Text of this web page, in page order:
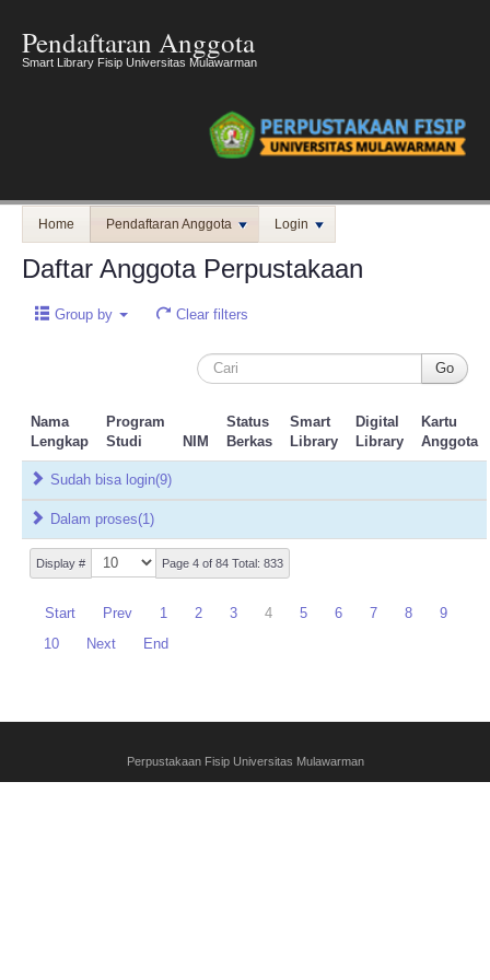
Pendaftaran Anggota
Smart Library Fisip Universitas Mulawarman
Home Pendaftaran Anggota Login
Daftar Anggota Perpustakaan
Group by Clear filters
Nama
Lengkap
Program
Studi
NIM
Status
Berkas
Smart
Library
Digital
Library
Kartu
Anggota
Display # Page 4 of 84 Total: 833
Start Prev 1 2 3 4 5 6 7 8
9
10
Next End
Sudah bisa login(9)
Dalam proses(1)
Perpustakaan Fisip Universitas Mulawarman